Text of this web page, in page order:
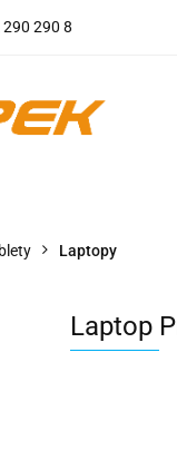
290 8
O nas
Laptopy
Laptop